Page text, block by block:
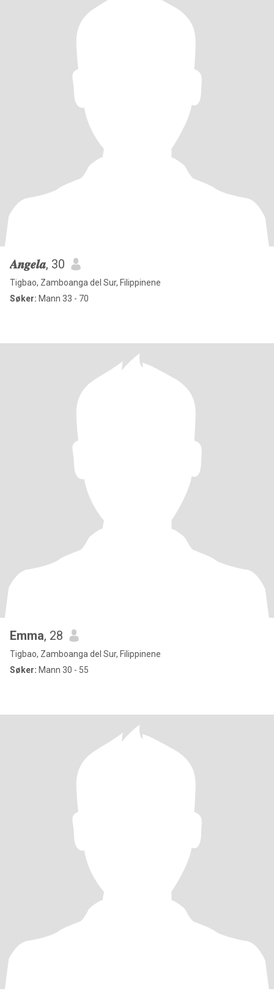
𝑨𝒏𝒈𝒆𝒍𝒂, 30
Tigbao, Zamboanga del Sur, Filippinene
Søker: Mann 33 - 70
Emma, 28
Tigbao, Zamboanga del Sur, Filippinene
Søker: Mann 30 - 55